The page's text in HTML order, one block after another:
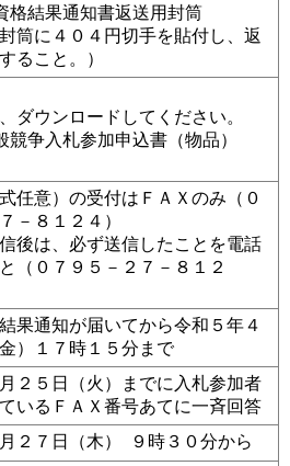
格結果通知書返送用封筒
封筒に４０４円切手を貼付し、返
ること。）
ダウンロードしてください。
競争入札参加申込書（物品）
任意）の受付はＦＡＸのみ（０
－８１２４）
後は、必ず送信したことを電話
（０７９５－２７－８１２
果通知が届いてから令和５年４
）１７時１５分まで
２５日（火）までに入札参加者
いるＦＡＸ番号あてに一斉回答
２７日（木） ９時３０分から